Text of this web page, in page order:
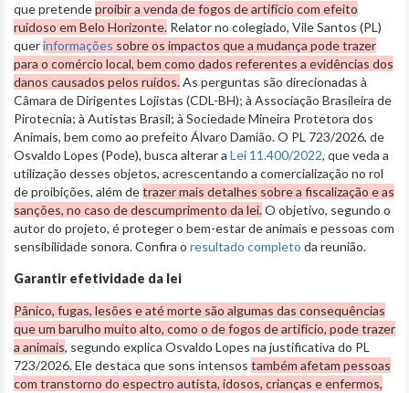
que pretendeproibir a venda de fogos de artifício com efeito
ruidoso em Belo Horizonte. Relator no colegiado, Vile Santos (PL)
querinformações sobre os impactos que a mudança pode trazer
para o comércio local, bem como dados referentes a evidências dos
danos causados pelos ruídos.As perguntas são direcionadas à
Câmara de Dirigentes Lojistas (CDL-BH); à Associação Brasileira de
Pirotecnia; à Autistas Brasil; à Sociedade Mineira Protetora dos
Animais, bem como ao prefeito Álvaro Damião. O PL 723/2026, de
Osvaldo Lopes (Pode), busca alterar a Lei 11.400/2022, que veda a
utilização desses objetos, acrescentando a comercialização no rol
de proibições, além detrazer mais detalhes sobre a fiscalização e as
sanções, no caso de descumprimento da lei.O objetivo, segundo o
autor do projeto, é proteger o bem-estar de animais e pessoas com
sensibilidade sonora. Confira o resultado completo da reunião.
Garantir efetividade da lei
Pânico, fugas, lesões e até morte são algumas das consequências
que um barulho muito alto, como o de fogos de artifício, pode trazer
a animais, segundo explica Osvaldo Lopes na justificativa do PL
723/2026. Ele destaca que sons intensos também afetam pessoas
com transtorno do espectro autista, idosos, crianças e enfermos,